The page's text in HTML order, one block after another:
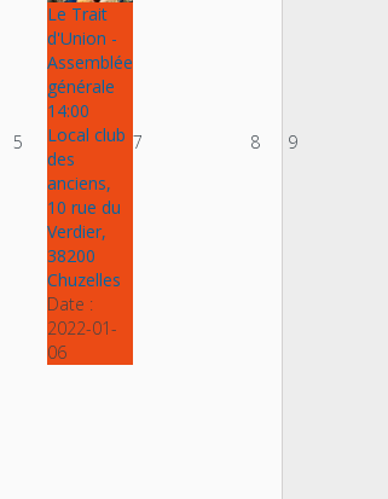
5
Le Trait
d'Union -
Assemblée
générale
14:00
Local club
des
anciens,
10 rue du
Verdier,
38200
Chuzelles
Date :
2022-01-
06
7 8 9